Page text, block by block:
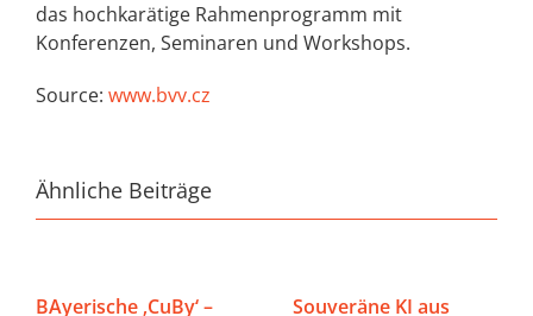
das hochkarätige Rahmenprogramm mit
Konferenzen, Seminaren und Workshops.
Source: www.bvv.cz
Ähnliche Beiträge
BAyerische ‚CuBy‘ –
Souveräne KI aus